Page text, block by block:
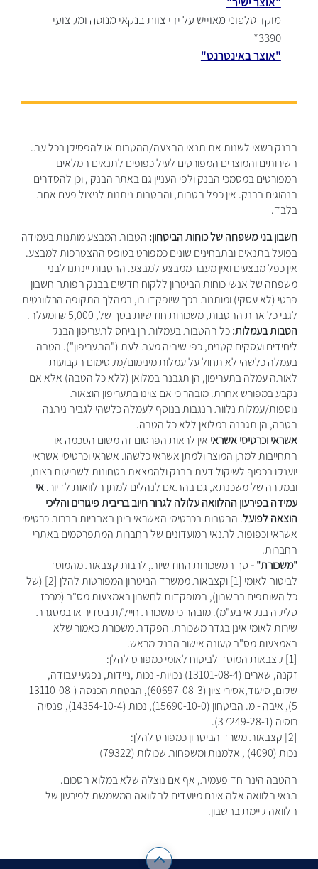
מוקד טלפוני מאוייש על ידי צוות בנקאי מנוסה ומקצועי
3390*
"אוצר באינטרנט"
הבנק רשאי לשנות את תנאי ההצעה/ההטבות או להפסיקן בכל עת.
השירותים והמוצרים המפורטים לעיל כפופים לתנאים המלאים
המפורטים במסמכי הבנק ולפי העניין גם באתר הבנק , וכן להסדרים
הנהוגים בבנק. אין כפל הטבות, וההטבות ניתנות לניצול פעם אחת
בלבד.
חשבון בני משפחה של כוחות הביטחון: הטבות המבצע מותנות בעמידה
בפועל בתנאים ובתבחינים שונים כמפורט בטופס ההצטרפות למבצע.
אין כפל מבצעים ואין מעבר ממבצע למבצע. ההטבות יינתנו לבני
משפחה של אנשי כוחות הביטחון ללקוח חדשים בבנק הפותח חשבון
פרטי (לא עסקי) ומותנות בכך שיופקדו בו, במהלך התקופה הרלוונטית
לגבי כל אחת ההטבות, משכורות חודשיות בסך של, 5,000 ₪ ומעלה.
הטבות בעמלות:כל ההטבות בעמלות הן ביחס לתעריפון הבנק
ליחידים ועסקים קטנים, כפי שיהיה מעת לעת ("התעריפון"). הטבה
בעמלה כלשהי לא תחול על עמלות מינימום/מקסימום הקבועות
לאותה עמלה בתעריפון, הן תגבנה במלואן (ללא כל הטבה) אלא אם
נקבע במפורש אחרת. מובהר כי אם צוינו בתעריפון הוצאות
נוספות/עמלות נלוות הנגבות בנוסף לעמלה כלשהי לגביה ניתנה
הטבה, הן תגבנה במלואן ללא כל הטבה.
אשראי וכרטיסי אשראי אין לראות הפרסום זה משום הסכמה או
התחייבות למתן המוצר ולמתן אשראי כלשהו. אשראי וכרטיסי אשראי
יוענקו בכפוף לשיקול דעת הבנק ולהמצאת בטחונות לשביעות רצונו,
ובמקרה של משכנתא, גם בהתאם לנהלים למתן הלוואות לדיור.אי
עמידה בפירעון ההלוואה עלולה לגרור חיוב בריבית פיגורים והליכי
הוצאה לפועל. ההטבות בכרטיסי האשראי הינן באחריות חברות כרטיסי
אשראי וכפופות לתנאי המועדונים של החברות המתפרסמים באתרי
החברות.
"משכורת" - סך המשכורות החודשיות, לרבות קצבאות מהמוסד
לביטוח לאומי [1] וקצבאות ממשרד הביטחון המפורטות להלן [2] (של
כל השותפים בחשבון), המופקדות לחשבון באמצעות מס"ב (מרכז
סליקה בנקאי בע"מ). מובהר כי משכורת חייל/ת בסדיר או במסגרת
שירות לאומי אינן בגדר משכורת. הפקדת משכורת כאמור שלא
באמצעות מס"ב טעונה אישור הבנק מראש.
[1] קצבאות המוסד לביטוח לאומי כמפורט להלן:
זקנה, שארים (13101-08-4) נכויות- נכות ,ניידות, נפגעי עבודה,
שקום, סיעוד,אסירי ציון (60697-08-3), הבטחת הכנסה (13110-08-
5), איבה - מ. הביטחון (15690-10-0), נכות (14354-10-4), פנסיה
רוסיה (37249-28-1).
[2] קצבאות משרד הביטחון כמפורט להלן:
נכות (4090) , אלמנות ומשפחות שכולות (79322)
ההטבה הינה חד פעמית, אף אם נוצלה שלא במלוא הסכום.
תנאי הלוואה אלה אינם מיועדים להלוואה המשמשת לפירעון של
הלוואה קיימת בחשבון.